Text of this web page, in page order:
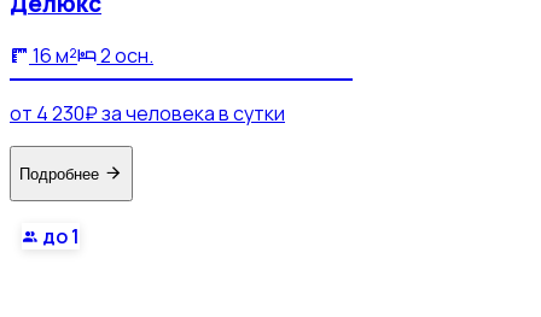
16 м² 2 осн.
от 4 230₽ за человека в сутки
Подробнее
до 1